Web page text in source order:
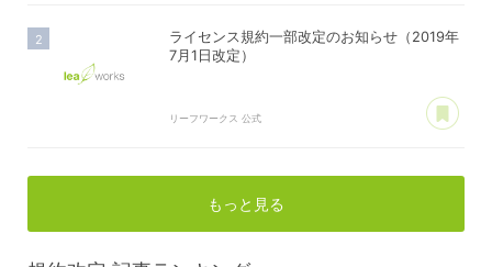
ライセンス規約一部改定のお知らせ（2019年
7月1日改定）
リーフワークス 公式
もっと見る